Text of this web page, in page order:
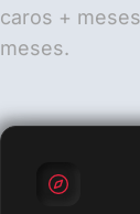
caros +
meses.